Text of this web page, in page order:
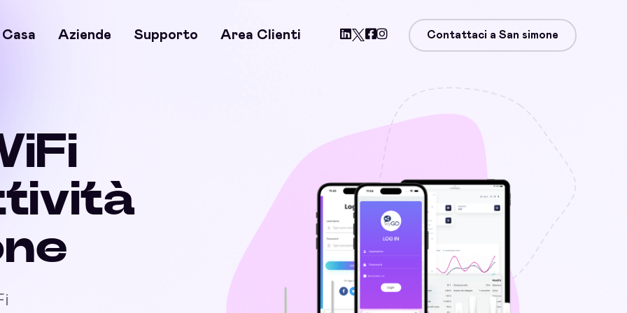
Casa Aziende Supporto Area Clienti Contattaci a San simone